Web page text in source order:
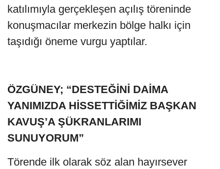
katılımıyla gerçekleşen açılış töreninde
konuşmacılar merkezin bölge halkı için
taşıdığı öneme vurgu yaptılar.
ÖZGÜNEY; “DESTEĞİNİ DAİMA
YANIMIZDA HİSSETTİĞİMİZ BAŞKAN
KAVUŞ’A ŞÜKRANLARIMI
SUNUYORUM”
Törende ilk olarak söz alan hayırsever